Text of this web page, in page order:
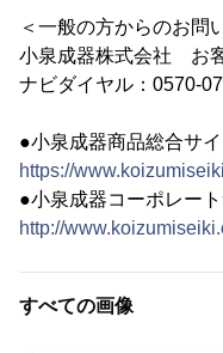
＜一般の方からのお問
小泉成器株式会社 お
ナビダイヤル：0570-
●小泉成器商品総合
https://
●小泉成器コーポレート
http://
すべての画像